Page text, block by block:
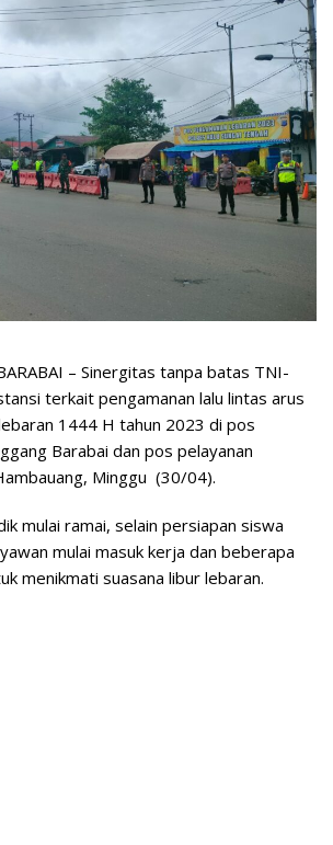
– Sinergitas tanpa batas TNI-
terkait pengamanan lalu lintas arus
1444 H tahun 2023 di pos
Barabai dan pos pelayanan
Minggu (30/04).
mulai ramai, selain persiapan siswa
mulai masuk kerja dan beberapa
menikmati suasana libur lebaran.